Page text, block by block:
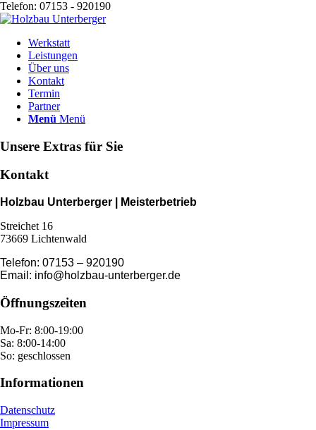
Telefon: 07153 - 920190
Werkstatt
Leistungen
Über uns
Kontakt
Termin
Partner
Menü Menü
Unsere Extras für Sie
Kontakt
Holzbau Unterberger | Meisterbetrieb
Streichet 16
73669 Lichtenwald
Telefon: 07153 – 920190
Email: info@holzbau-unterberger.de
Öffnungszeiten
Mo-Fr: 8:00-19:00
Sa: 8:00-14:00
So: geschlossen
Informationen
Datenschutz
Impressum